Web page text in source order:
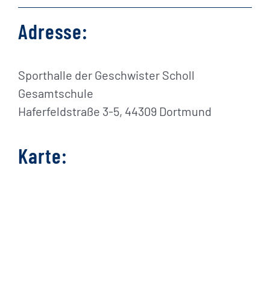
Adresse:
Sporthalle der Geschwister Scholl
Gesamtschule
Haferfeldstraße 3-5, 44309 Dortmund
Karte: